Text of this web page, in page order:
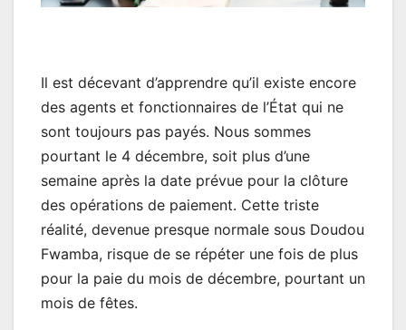
Il est décevant d’apprendre qu’il existe encore
des agents et fonctionnaires de l’État qui ne
sont toujours pas payés. Nous sommes
pourtant le 4 décembre, soit plus d’une
semaine après la date prévue pour la clôture
des opérations de paiement. Cette triste
réalité, devenue presque normale sous Doudou
Fwamba, risque de se répéter une fois de plus
pour la paie du mois de décembre, pourtant un
mois de fêtes.